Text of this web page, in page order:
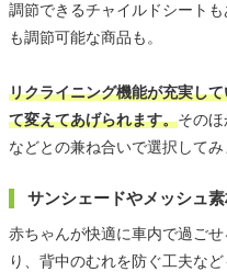
調節できるチャイルドシート
も調節可能な商品も。
リクライニング機能が充実し
て変えてあげられます。その
などとの兼ね合いで選択してみ
サンシェードやメッシュ
赤ちゃんが快適に車内で過ご
り、背中のむれを防ぐ工夫など